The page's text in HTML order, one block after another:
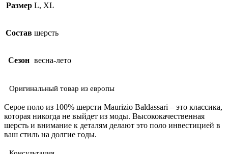
Размер L, XL
Состав шерсть
Сезон весна-лето
Оригинальный товар из европы
Серое поло из 100% шерсти Maurizio Baldassari – это классика,
которая никогда не выйдет из моды. Высококачественная
шерсть и внимание к деталям делают это поло инвестицией в
ваш стиль на долгие годы.